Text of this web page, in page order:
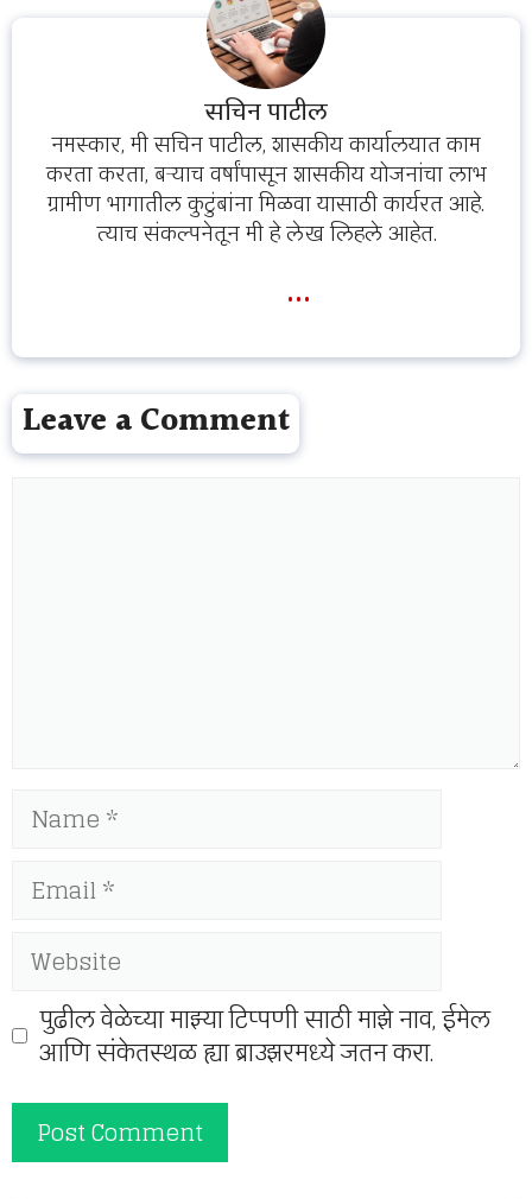
सचिन पाटील
नमस्कार, मी सचिन पाटील, शासकीय कार्यालयात काम
करता करता, बऱ्याच वर्षांपासून शासकीय योजनांचा लाभ
ग्रामीण भागातील कुटुंबांना मिळवा यासाठी कार्यरत आहे.
त्याच संकल्पनेतून मी हे लेख लिहले आहेत.
...
Leave a Comment
Name
Email
Website
पुढील वेळेच्या माझ्या टिप्पणी साठी माझे नाव, ईमेल
आणि संकेतस्थळ ह्या ब्राउझरमध्ये जतन करा.